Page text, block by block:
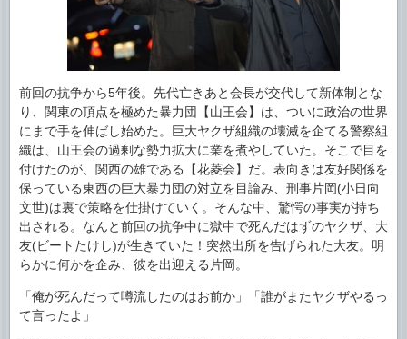
前回の抗争から5年後。先代亡きあと会長が交代して新体制とな
り、関東の頂点を極めた暴力団【山王会】は、ついに政治の世界
にまで手を伸ばし始めた。巨大ヤクザ組織の壊滅を企てる警察組
織は、山王会の過剰な勢力拡大に業を煮やしていた。そこで目を
付けたのが、関西の雄である【花菱会】だ。表向きは友好関係を
保っている東西の巨大暴力団の対立を目論み、刑事片岡(小日向
文世)は裏で策略を仕掛けていく。そんな中、驚愕の事実が持ち
出される。なんと前回の抗争中に獄中で死んだはずのヤクザ、大
友(ビートたけし)が生きていた！突然出所を告げられた大友。明
らかに何かを企み、彼を出迎える片岡。
「俺が死んだって噂流したのはお前か」「誰がまたヤクザやるっ
て言ったよ」